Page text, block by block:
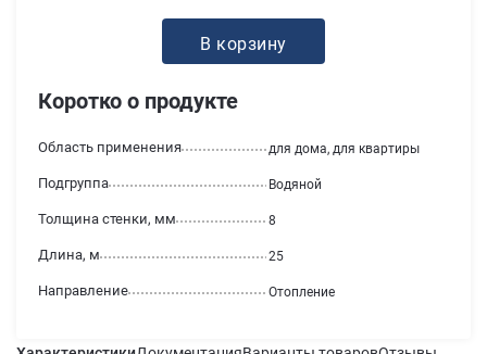
Коротко о продукте
Направление Отопление
Область применения для дома, для квартиры
Подгруппа Водяной
Толщина стенки, мм 8
Длина, м 25
В корзину